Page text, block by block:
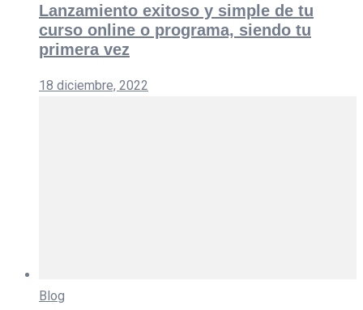
Lanzamiento exitoso y simple de tu
curso online o programa, siendo tu
primera vez
18 diciembre, 2022
Blog